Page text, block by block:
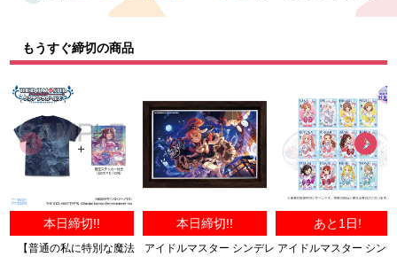
EVENT
ASOBI TICKET ASOBI STAGE
その他先行受付
プレミアム会員とは
学園アイドルマスター
プロジェクトアイマス ヴイアライヴ
テイルズ オブ シリーズ
鉄拳
もうすぐ締切の商品
本日締切!!
【普通の私に特別な魔法
本日締切!!
アイドルマスター シンデレ
あと1日!
アイドルマスター シン